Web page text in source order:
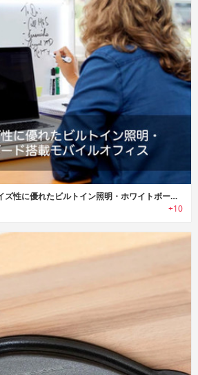
Home Office｜オーガナイズ性に優れたビルトイン照明・ホワイトボード搭載モバイルオフィス
+10